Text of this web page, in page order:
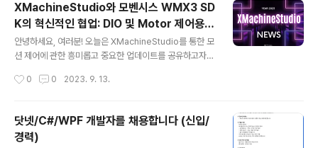
a Windows PC using purely software mechanis
ms. This monumental innovation simplifies the h
istorically complicated is..
XMachineStudio와 모벤시스 WMX3 SD
K의 혁신적인 협업: DIO 및 Motor 제어용 D
river 개발 소식!
안녕하세요, 여러분! 오늘은 XMachineStudio를 통한 모
션 제어에 관한 흥미롭고 중요한 업데이트를 공유하고자
MX3는 Moventecture(모벤텍처)라는 독자적인 기술
어만을 이용해 Windows PC에서의 고급 모션제어를 가
능하게 합니다. 기존의 복잡한 하드웨어 컨트롤러와 그에
따른 복잡한 배선 문제를 크게 간소화시켜, 단일 PC에서
0 0 2023. 9. 13.
닷넷/C#/WPF 개발자를 채용합니다 (신입/
경력)